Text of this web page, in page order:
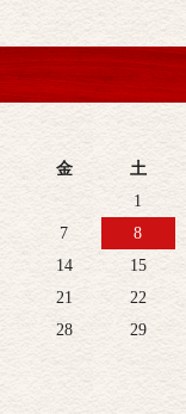
金 土
1
7
8
14
15
21
22
28
29